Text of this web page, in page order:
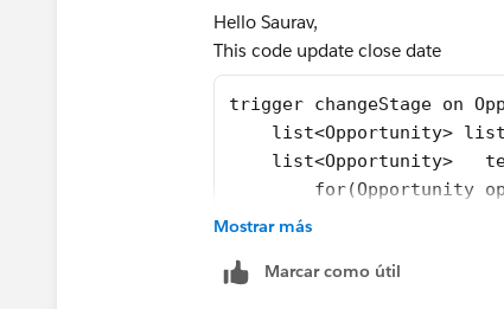
for
			}
		}
	}
Thanks & Cheers,
Hello Saurav,
This code update close date
trigger changeStage on
list<Opportunity>
list<Opportunity>
for(Opportunity
        {
           {
Mostrar más
Marcar como útil